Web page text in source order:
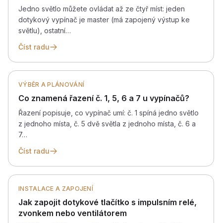
Jedno světlo můžete ovládat až ze čtyř míst: jeden
dotykový vypínač je master (má zapojený výstup ke
světlu), ostatní…
Číst radu
VÝBĚR A PLÁNOVÁNÍ
Co znamená řazení č. 1, 5, 6 a 7 u vypínačů?
Řazení popisuje, co vypínač umí: č. 1 spíná jedno světlo
z jednoho místa, č. 5 dvě světla z jednoho místa, č. 6 a
7…
Číst radu
INSTALACE A ZAPOJENÍ
Jak zapojit dotykové tlačítko s impulsním relé,
zvonkem nebo ventilátorem